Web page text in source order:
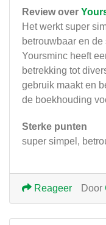
Review over
Het werkt super
betrouwbaar en
Yoursminc heeft
betrekking tot
gebruik maakt en
de boekhouding
Sterke punten
super simpel,
Door
Reageer